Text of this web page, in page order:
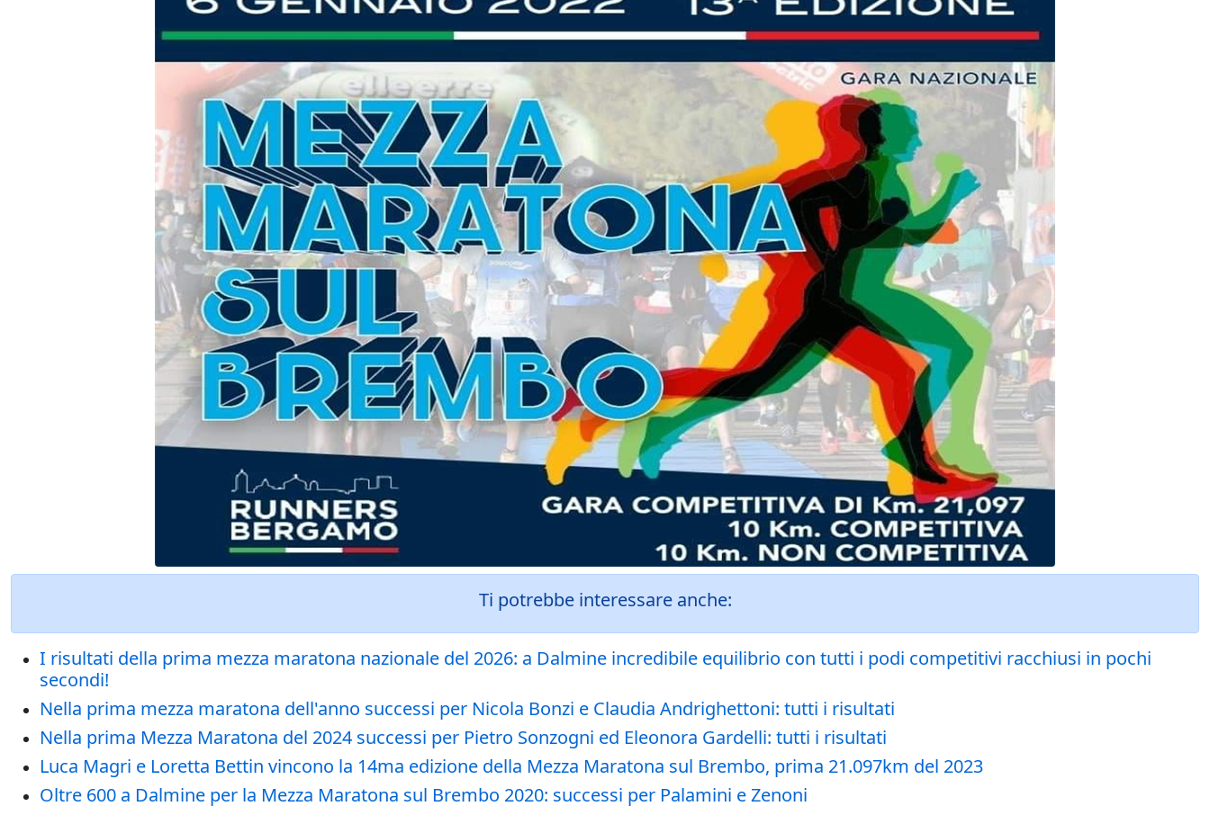
Ti potrebbe interessare anche:
I risultati della prima mezza maratona nazionale del 2026: a Dalmine incredibile equilibrio con tutti i podi competitivi racchiusi in pochi
secondi!
Nella prima mezza maratona dell'anno successi per Nicola Bonzi e Claudia Andrighettoni: tutti i risultati
Nella prima Mezza Maratona del 2024 successi per Pietro Sonzogni ed Eleonora Gardelli: tutti i risultati
Luca Magri e Loretta Bettin vincono la 14ma edizione della Mezza Maratona sul Brembo, prima 21.097km del 2023
Oltre 600 a Dalmine per la Mezza Maratona sul Brembo 2020: successi per Palamini e Zenoni